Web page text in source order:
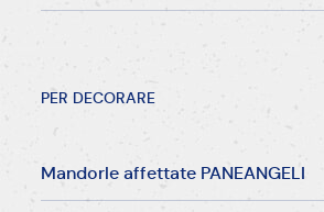
PER DECORARE
Mandorle affettate PANEANGELI